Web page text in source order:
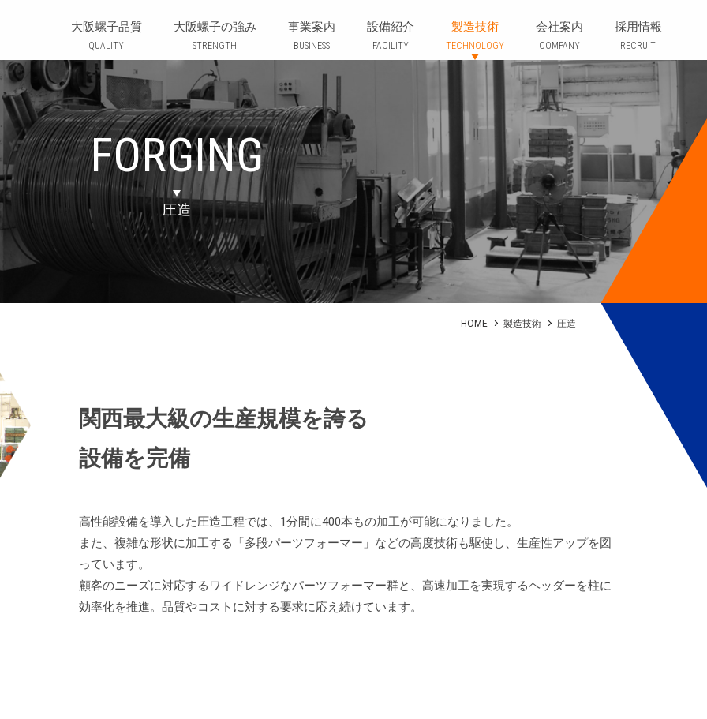
株式会社 大阪螺子製作所 | OSAKARASHI MFG.CO., LTD.
大阪螺子品質
QUALITY
大阪螺子の強み
STRENGTH
事業案内
BUSINESS
設備紹介
FACILITY
製造技術
TECHNOLOGY
会社案内
COMPANY
採用情報
RECRUIT
FORGING
圧造
HOME 製造技術 圧造
関西最大級の生産規模を誇る
設備を完備
高性能設備を導入した圧造工程では、1分間に400本もの加工が可能になりました。
また、複雑な形状に加工する「多段パーツフォーマー」などの高度技術も駆使し、生産性アップを図
っています。
顧客のニーズに対応するワイドレンジなパーツフォーマー群と、高速加工を実現するヘッダーを柱に
効率化を推進。品質やコストに対する要求に応え続けています。